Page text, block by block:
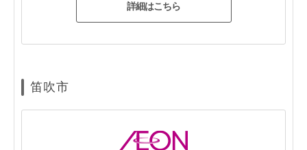
詳細はこちら
笛吹市